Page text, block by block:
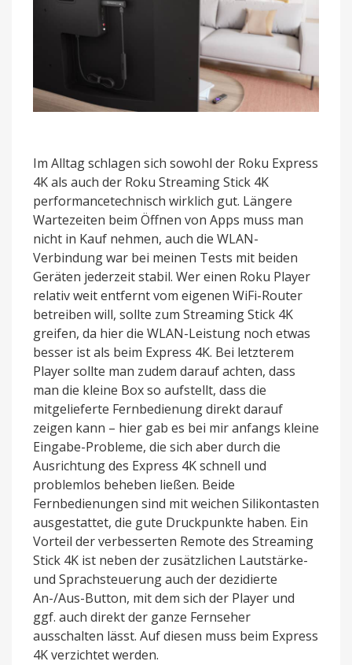
Im Alltag schlagen sich sowohl der Roku Express
4K als auch der Roku Streaming Stick 4K
performancetechnisch wirklich gut. Längere
Wartezeiten beim Öffnen von Apps muss man
nicht in Kauf nehmen, auch die WLAN-
Verbindung war bei meinen Tests mit beiden
Geräten jederzeit stabil. Wer einen Roku Player
relativ weit entfernt vom eigenen WiFi-Router
betreiben will, sollte zum Streaming Stick 4K
greifen, da hier die WLAN-Leistung noch etwas
besser ist als beim Express 4K. Bei letzterem
Player sollte man zudem darauf achten, dass
man die kleine Box so aufstellt, dass die
mitgelieferte Fernbedienung direkt darauf
zeigen kann – hier gab es bei mir anfangs kleine
Eingabe-Probleme, die sich aber durch die
Ausrichtung des Express 4K schnell und
problemlos beheben ließen. Beide
Fernbedienungen sind mit weichen Silikontasten
ausgestattet, die gute Druckpunkte haben. Ein
Vorteil der verbesserten Remote des Streaming
Stick 4K ist neben der zusätzlichen Lautstärke-
und Sprachsteuerung auch der dezidierte
An-/Aus-Button, mit dem sich der Player und
ggf. auch direkt der ganze Fernseher
ausschalten lässt. Auf diesen muss beim Express
4K verzichtet werden.